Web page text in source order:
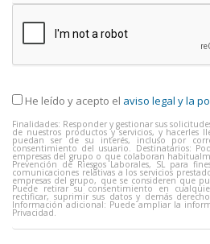
He leído y acepto el aviso legal y la
Finalidades: Responder y gestionar sus
de nuestros productos y servicios, y hacerles
puedan ser de su interés, incluso por
consentimiento del usuario. Destinatarios:
empresas del grupo o que colaboran
Prevención de Riesgos Laborales, SL para
comunicaciones relativas a los servicios
empresas del grupo, que se consideren que
Puede retirar su consentimiento en
rectificar, suprimir sus datos y demás
Información adicional: Puede ampliar la
Privacidad.